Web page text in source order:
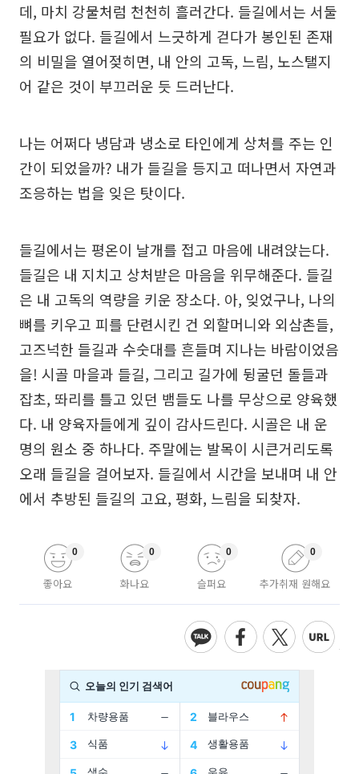
데, 마치 강물처럼 천천히 흘러간다. 들길에서는 서둘
필요가 없다. 들길에서 느긋하게 걷다가 봉인된 존재
의 비밀을 열어젖히면, 내 안의 고독, 느림, 노스탤지
어 같은 것이 부끄러운 듯 드러난다.
나는 어쩌다 냉담과 냉소로 타인에게 상처를 주는 인
간이 되었을까? 내가 들길을 등지고 떠나면서 자연과
조응하는 법을 잊은 탓이다.
들길에서는 평온이 날개를 접고 마음에 내려앉는다.
들길은 내 지치고 상처받은 마음을 위무해준다. 들길
은 내 고독의 역량을 키운 장소다. 아, 잊었구나, 나의
뼈를 키우고 피를 단련시킨 건 외할머니와 외삼촌들,
고즈넉한 들길과 수숫대를 흔들며 지나는 바람이었음
을! 시골 마을과 들길, 그리고 길가에 뒹굴던 돌들과
잡초, 똬리를 틀고 있던 뱀들도 나를 무상으로 양육했
다. 내 양육자들에게 깊이 감사드린다. 시골은 내 운
명의 원소 중 하나다. 주말에는 발목이 시큰거리도록
오래 들길을 걸어보자. 들길에서 시간을 보내며 내 안
에서 추방된 들길의 고요, 평화, 느림을 되찾자.
좋아요
0
화나요
0
슬퍼요
0
추가취재 원해요
0